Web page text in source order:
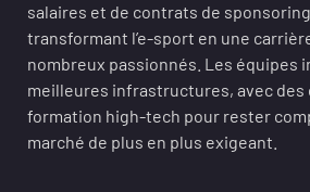
salaires et de contrats de
transformant l’e-sport en une
nombreux passionnés. Les équipes
meilleures infrastructures, avec des
formation high-tech pour rester
marché de plus en plus exigeant.